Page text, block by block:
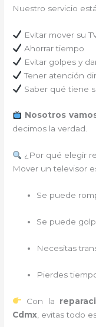
Nuestro servicio
Evitar mover su
Ahorrar tiempo
Evitar golpes y
Tener atención
Saber qué tiene
Nosotros
decimos la verdad.
¿Por qué elegir
Mover un televisor
Se puede
Se puede
Necesitas
Pierdes
Con la
Cdmx , evitas todo